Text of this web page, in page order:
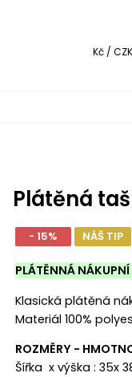
Kč / CZK
Plátěná
- 15% NÁŠ TIP
PLÁTĚNNÁ
Klasická plátěná
Materiál 100%
ROZMĚRY -
Šířka x výška : 35x